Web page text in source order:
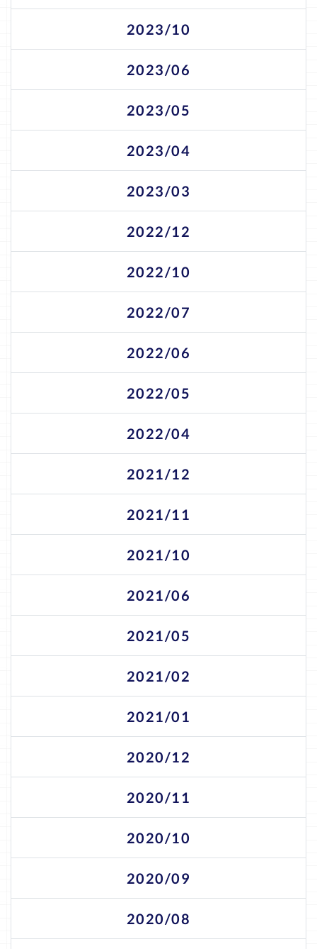
2023/10
2023/06
2023/05
2023/04
2023/03
2022/12
2022/10
2022/07
2022/06
2022/05
2022/04
2021/12
2021/11
2021/10
2021/06
2021/05
2021/02
2021/01
2020/12
2020/11
2020/10
2020/09
2020/08